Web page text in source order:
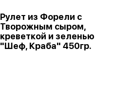
Рулет из Форели с
Творожным сыром,
креветкой и зеленью
"Шеф, Краба" 450гр.